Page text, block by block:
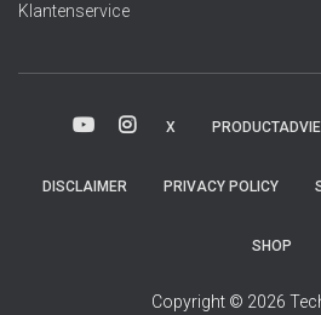
Klantenservice
X
DISCLAIMER PRIVACY POLICY
SHOP
Copyright © 2026